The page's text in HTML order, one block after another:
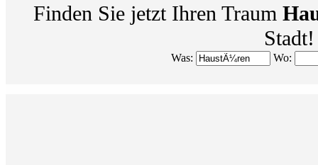
Finden Sie jetzt Ihren Traum
Stadt!
Was: Wo: